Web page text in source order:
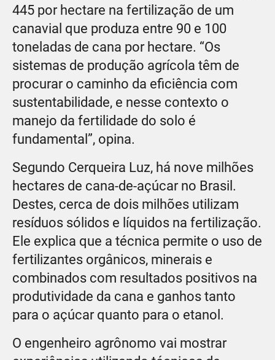
445 por hectare na fertilização de um
canavial que produza entre 90 e 100
toneladas de cana por hectare. “Os
sistemas de produção agrícola têm de
procurar o caminho da eficiência com
sustentabilidade, e nesse contexto o
manejo da fertilidade do solo é
fundamental”, opina.
Segundo Cerqueira Luz, há nove milhões
hectares de cana-de-açúcar no Brasil.
Destes, cerca de dois milhões utilizam
resíduos sólidos e líquidos na fertilização.
Ele explica que a técnica permite o uso de
fertilizantes orgânicos, minerais e
combinados com resultados positivos na
produtividade da cana e ganhos tanto
para o açúcar quanto para o etanol.
O engenheiro agrônomo vai mostrar